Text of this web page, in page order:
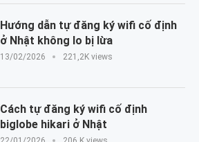
Hướng dẫn tự đăng ký wifi cố định
ở Nhật không lo bị lừa
13/02/2026 221,2K views
Cách tự đăng ký wifi cố định
biglobe hikari ở Nhật